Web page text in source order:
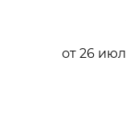
от 26